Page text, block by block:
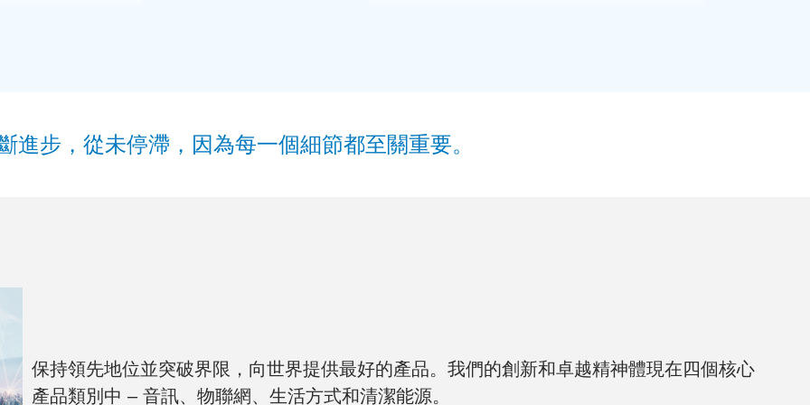
進步，從未停滯，因為每一個細節都至關重要。
保持領先地位並突破界限，向世界提供最好的產品。我們的創新和卓越精神體現在四個核心
產品類別中 – 音訊、物聯網、生活方式和清潔能源。